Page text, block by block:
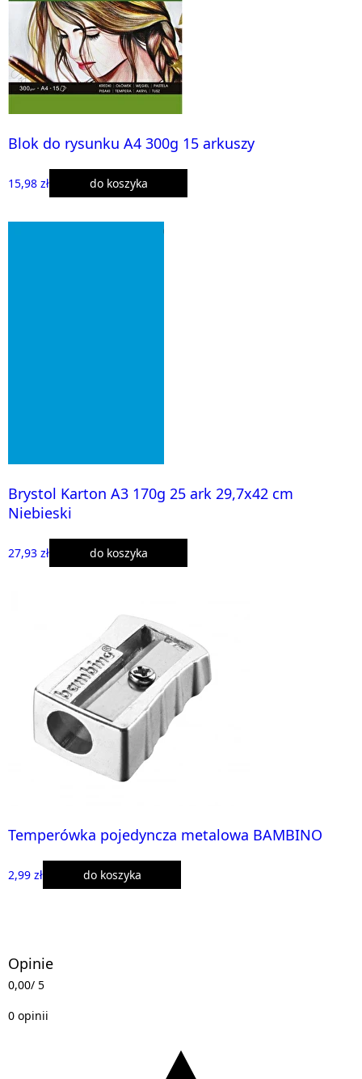
Blok do rysunku A4 300g 15 arkuszy
15,98 zł do koszyka
Brystol Karton A3 170g 25 ark 29,7x42 cm
Niebieski
27,93 zł do koszyka
Temperówka pojedyncza metalowa BAMBINO
2,99 zł do koszyka
Opinie
0,00/ 5
0 opinii